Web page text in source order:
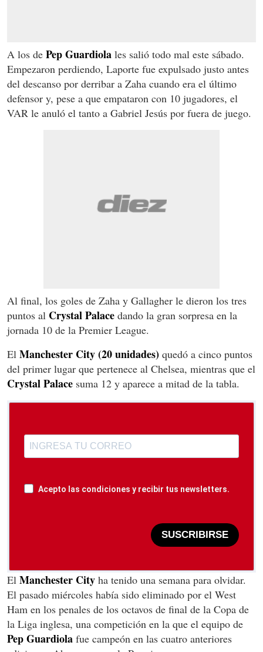
A los de Pep Guardiola les salió todo mal este sábado.
Empezaron perdiendo, Laporte fue expulsado justo antes
del descanso por derribar a Zaha cuando era el último
defensor y, pese a que empataron con 10 jugadores, el
VAR le anuló el tanto a Gabriel Jesús por fuera de juego.
Al final, los goles de Zaha y Gallagher le dieron los tres
puntos al Crystal Palace dando la gran sorpresa en la
jornada 10 de la Premier League.
El Manchester City (20 unidades) quedó a cinco puntos
del primer lugar que pertenece al Chelsea, mientras que el
Crystal Palace suma 12 y aparece a mitad de la tabla.
Acepto las condiciones y recibir tus newsletters.
SUSCRIBIRSE
El Manchester City ha tenido una semana para olvidar.
El pasado miércoles había sido eliminado por el West
Ham en los penales de los octavos de final de la Copa de
la Liga inglesa, una competición en la que el equipo de
Pep Guardiola fue campeón en las cuatro anteriores